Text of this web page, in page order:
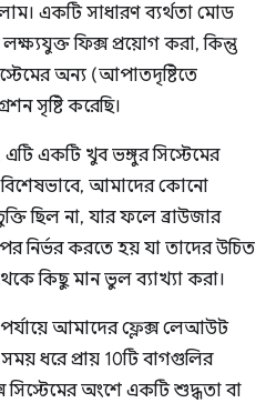
একটি সাধারণ ব্যর্থতা মোড
ফিক্স প্রয়োগ করা, কিন্তু
অন্য (আপাতদৃষ্টিতে
সৃষ্টি করেছি।
এটি একটি খুব ভঙ্গুর সিস্টেমের
আমাদের কোনো
ছিল না, যার ফলে ব্রাউজার
নির্ভর করতে হয় যা তাদের উচিত
কিছু মান ভুল ব্যাখ্যা করা।
আমাদের ফ্লেক্স লেআউট
ধরে প্রায় 10টি বাগগুলির
সিস্টেমের অংশে একটি শুদ্ধতা বা